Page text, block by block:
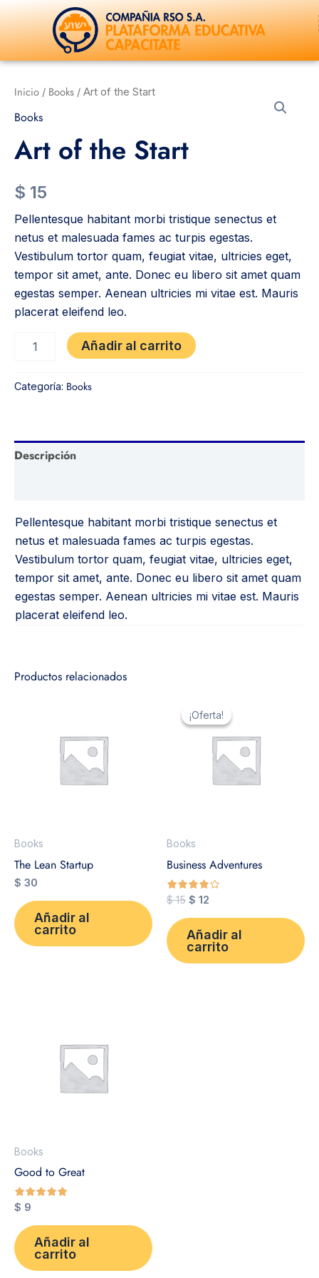
Ir
al
contenido
Inicio / Books / Art of the Start
Books
Art of the Start
$ 15
Pellentesque habitant morbi tristique senectus et
netus et malesuada fames ac turpis egestas.
Vestibulum tortor quam, feugiat vitae, ultricies eget,
tempor sit amet, ante. Donec eu libero sit amet quam
egestas semper. Aenean ultricies mi vitae est. Mauris
placerat eleifend leo.
Art
the
cantidad
Añadir al carrito
Categoría: Books
Descripción
Pellentesque habitant morbi tristique senectus et
netus et malesuada fames ac turpis egestas.
Vestibulum tortor quam, feugiat vitae, ultricies eget,
tempor sit amet, ante. Donec eu libero sit amet quam
egestas semper. Aenean ultricies mi vitae est. Mauris
placerat eleifend leo.
Productos relacionados
Books
The Lean Startup
$ 30
Añadir al
carrito
¡Oferta!
¡Oferta!
Books
Business Adventures
de 5
$15
precio
original
$ 12
precio
actual
es:
Añadir al
carrito
Books
Good to Great
de 5
$ 9
Añadir al
carrito